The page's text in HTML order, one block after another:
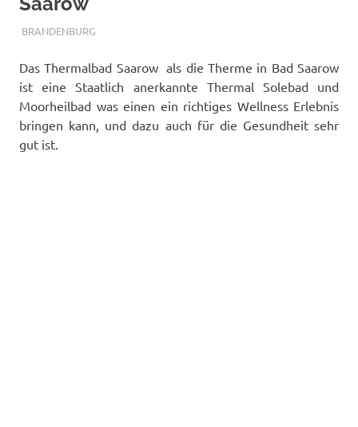
TERMALFURDOK.COM
BRANDENBURG
Das Thermalbad Saarow als die Therme in Bad Saarow
ist eine Staatlich anerkannte Thermal Solebad und
Moorheilbad was einen ein richtiges Wellness Erlebnis
bringen kann, und dazu auch für die Gesundheit sehr
gut ist.